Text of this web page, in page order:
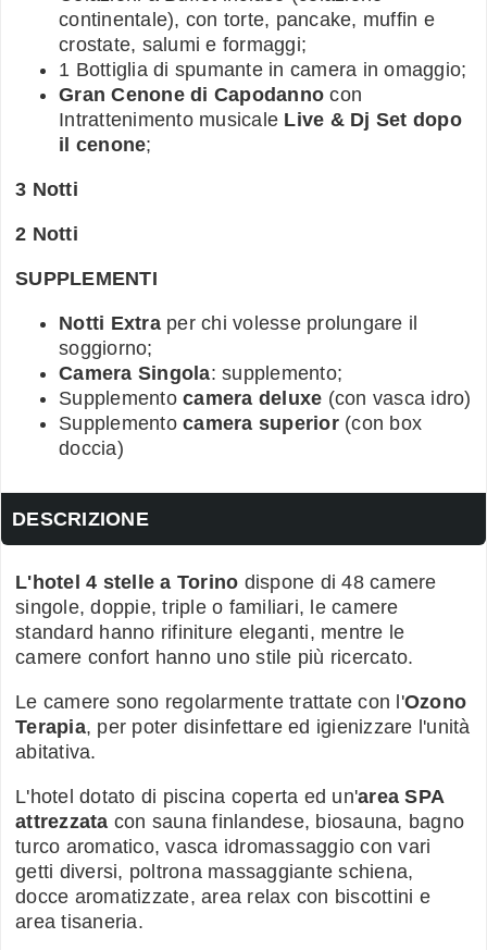
continentale), con torte, pancake, muffin e
crostate, salumi e formaggi;
1 Bottiglia di spumante in camera in omaggio;
Gran Cenone di Capodanno con
Intrattenimento musicale Live & Dj Set dopo
il cenone;
3 Notti
2 Notti
SUPPLEMENTI
Notti Extraper chi volesse prolungare il
soggiorno;
Camera Singola: supplemento;
Supplemento camera deluxe (con vasca idro)
Supplemento camera superior(con box
doccia)
DESCRIZIONE
L'hotel 4 stelle a Torino dispone di 48 camere
singole, doppie, triple o familiari, le camere
standard hanno rifiniture eleganti, mentre le
camere confort hanno uno stile più ricercato.
Le camere sono regolarmente trattate con l'Ozono
Terapia, per poter disinfettare ed igienizzare l'unità
abitativa.
L'hotel dotato di piscina coperta ed un'area SPA
attrezzata con sauna finlandese, biosauna, bagno
turco aromatico, vasca idromassaggio con vari
getti diversi, poltrona massaggiante schiena,
docce aromatizzate, area relax con biscottini e
area tisaneria.